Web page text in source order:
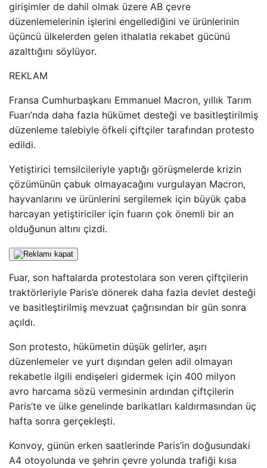
girişimler de dahil olmak üzere AB çevre
düzenlemelerinin işlerini engellediğini ve ürünlerinin
üçüncü ülkelerden gelen ithalatla rekabet gücünü
azalttığını söylüyor.
REKLAM
Fransa Cumhurbaşkanı Emmanuel Macron, yıllık Tarım
Fuarı’nda daha fazla hükümet desteği ve basitleştirilmiş
düzenleme talebiyle öfkeli çiftçiler tarafından protesto
edildi.
Yetiştirici temsilcileriyle yaptığı görüşmelerde krizin
çözümünün çabuk olmayacağını vurgulayan Macron,
hayvanlarını ve ürünlerini sergilemek için büyük çaba
harcayan yetiştiriciler için fuarın çok önemli bir an
olduğunun altını çizdi.
Fuar, son haftalarda protestolara son veren çiftçilerin
traktörleriyle Paris’e dönerek daha fazla devlet desteği
ve basitleştirilmiş mevzuat çağrısından bir gün sonra
açıldı.
Son protesto, hükümetin düşük gelirler, aşırı
düzenlemeler ve yurt dışından gelen adil olmayan
rekabetle ilgili endişeleri gidermek için 400 milyon
avro harcama sözü vermesinin ardından çiftçilerin
Paris’te ve ülke genelinde barikatları kaldırmasından üç
hafta sonra gerçekleşti.
Konvoy, günün erken saatlerinde Paris’in doğusundaki
A4 otoyolunda ve şehrin çevre yolunda trafiği kısa